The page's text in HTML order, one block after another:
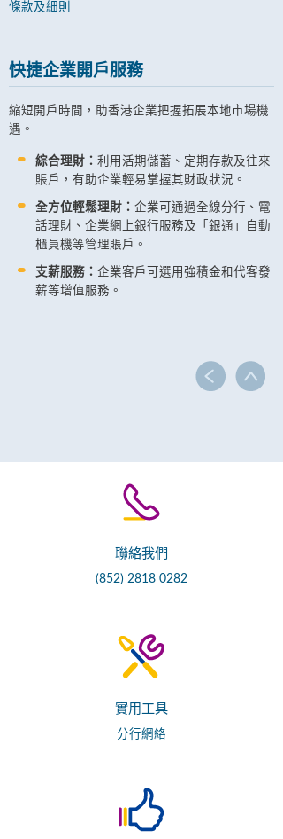
條款及細則
快捷企業開戶服務
縮短開戶時間，助香港企業把握拓展本地市場機
遇。
綜合理財： 利用活期儲蓄、定期存款及往來
賬戶，有助企業輕易掌握其財政狀況。
全方位輕鬆理財： 企業可通過全線分行、電
話理財、企業網上銀行服務及「銀通」自動
櫃員機等管理賬戶。
支薪服務： 企業客戶可選用強積金和代客發
薪等增值服務。
聯絡我們
(852) 2818 0282
實用工具
分行網絡